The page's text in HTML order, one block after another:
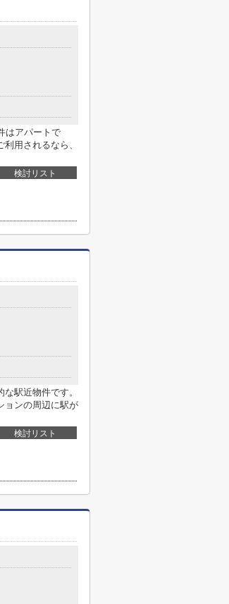
はアパートで
用されるなら、
検討リスト
駅近物件です。
ョンの周辺に駅が
検討リスト